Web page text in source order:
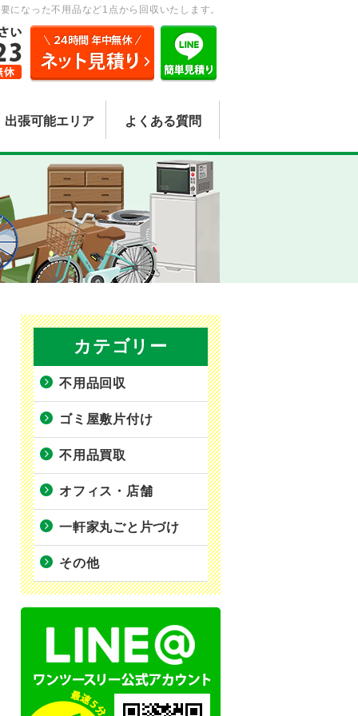
になった不用品など1点から回収いたします。
出張可能エリア よくある質問
カテゴリー
不用品回収
ゴミ屋敷片付け
不用品買取
オフィス・店舗
一軒家丸ごと片づけ
その他